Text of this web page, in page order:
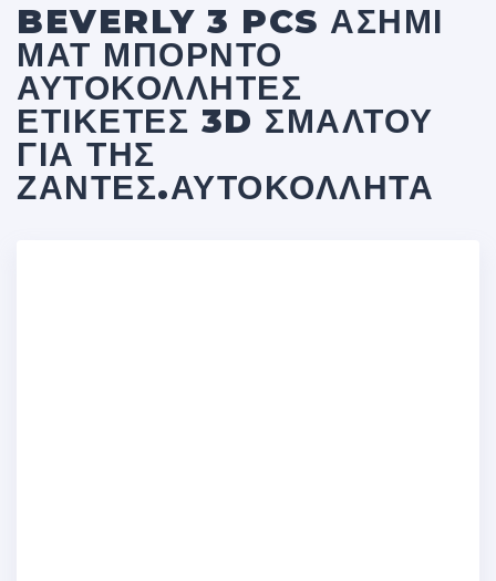
BEVERLY 3 PCS ΑΣΗΜΊ
ΜΑΤ ΜΠΟΡΝΤΌ
ΑΥΤΟΚΌΛΛΗΤΕΣ
ΕΤΙΚΈΤΕΣ 3D ΣΜΆΛΤΟΥ
ΓΙΑ ΤΗΣ
ΖΆΝΤΕΣ.ΑΥΤΟΚΌΛΛΗΤΑ